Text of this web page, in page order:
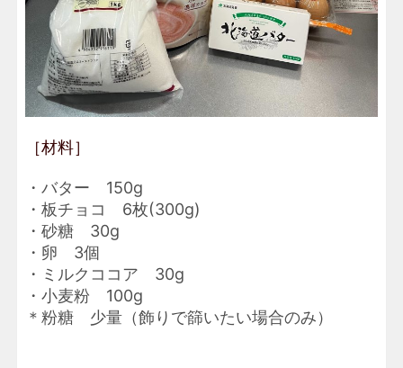
［材料］
・バター 150g
・板チョコ 6枚(300g)
・砂糖 30g
・卵 3個
・ミルクココア 30g
・小麦粉 100g
＊粉糖 少量（飾りで篩いたい場合のみ）